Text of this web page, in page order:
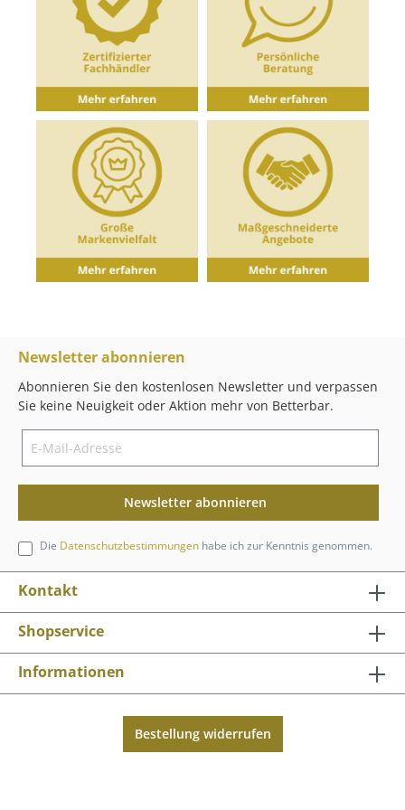
3cl, 3.5cl, 4cl, 5clMaterial: KunststoffFarbe:
Schwarz
Newsletter abonnieren
Abonnieren Sie den kostenlosen Newsletter und verpassen
Sie keine Neuigkeit oder Aktion mehr von Betterbar.
Newsletter abonnieren
Die Datenschutzbestimmungen habe ich zur Kenntnis genommen.
Kontakt
Shopservice
Informationen
Bestellung widerrufen